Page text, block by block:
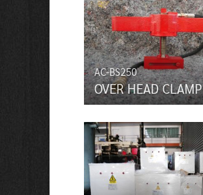
AC-BS250
OVER HEAD CLAMP